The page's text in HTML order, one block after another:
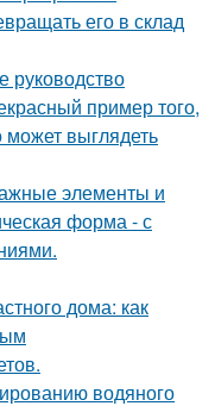
его в склад
руководство
пример того,
выглядеть
элементы и
форма - с
дома: как
водяного